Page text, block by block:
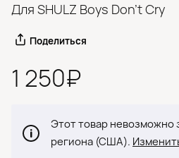
Для SHULZ Boys Don’t Cry
Поделиться
1 250₽
Этот товар невозможно
региона (США).